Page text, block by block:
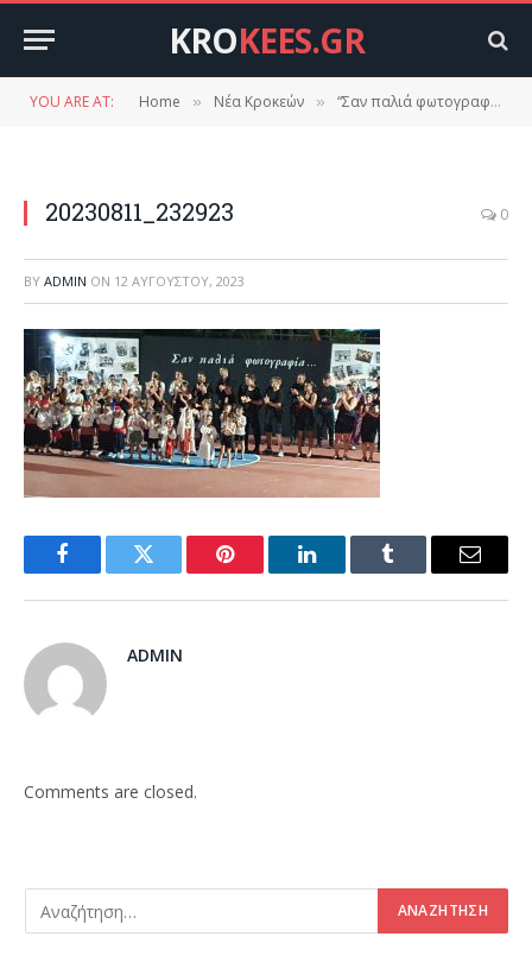
KROKEES.GR
YOU ARE AT: Home » Νέα Κροκεών » “Σαν παλιά φωτογραφία….”Πανδαισία χρωμάτων και χορευτικών επινοήσεων.
20230811_232923 0
BY ADMIN ON 12 ΑΥΓΟΎΣΤΟΥ, 2023
FacebookTwitter Pinterest LinkedInTumblr Email
ADMIN
Comments are closed.